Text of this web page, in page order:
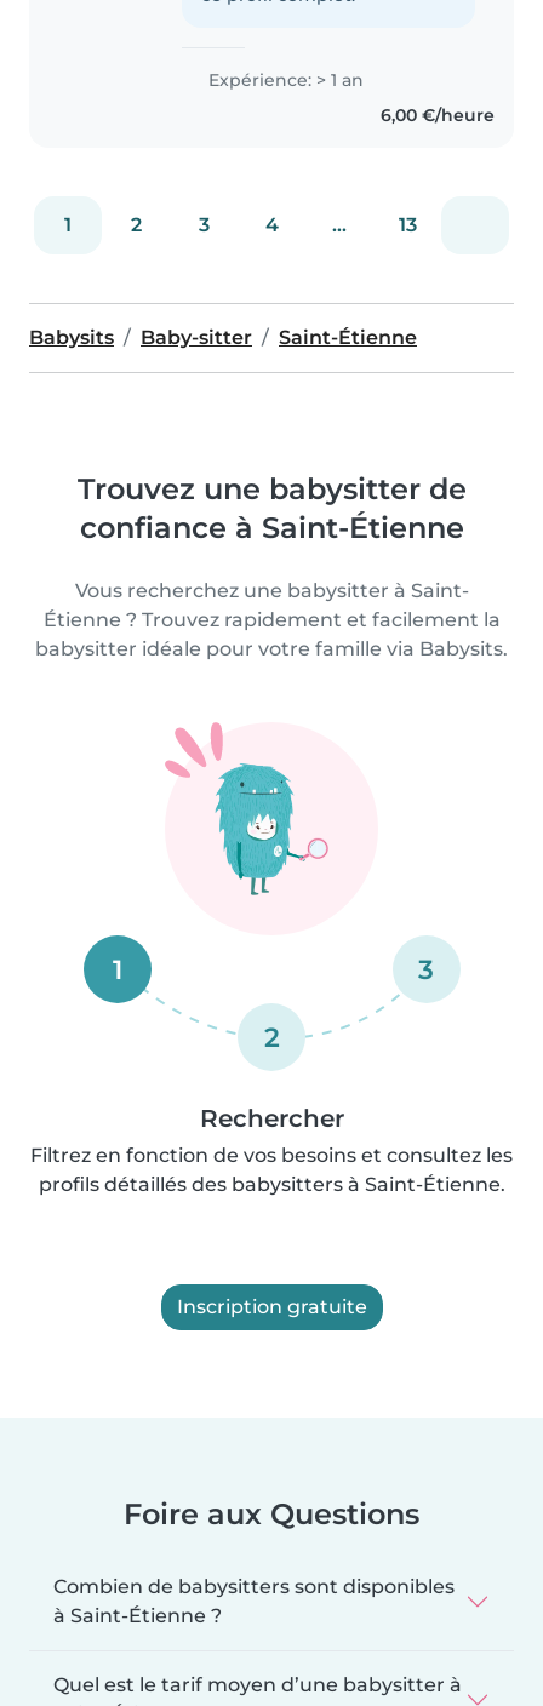
Expérience: > 1 an
6,00 €/heure
1 2 3 4 ... 13
Babysits Baby-sitter Saint-Étienne
Trouvez une babysitter de
confiance à Saint-Étienne
Vous recherchez une babysitter à Saint-
Étienne ? Trouvez rapidement et facilement la
babysitter idéale pour votre famille via Babysits.
1
2
3
Rechercher
Filtrez en fonction de vos besoins et consultez les
profils détaillés des babysitters à Saint-Étienne.
Inscription gratuite
Foire aux Questions
Combien de babysitters sont disponibles
à Saint-Étienne ?
Quel est le tarif moyen d’une babysitter à